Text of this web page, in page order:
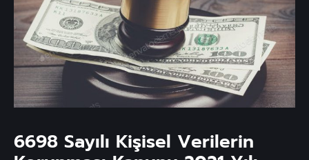
6698 Sayılı Kişisel Verilerin